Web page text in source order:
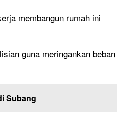
membangun rumah ini
guna meringankan beban
Subang